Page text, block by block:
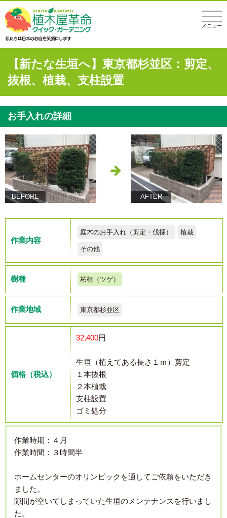
メニュー
【新たな生垣へ】東京都杉並区：剪定、
抜根、植栽、支柱設置
お手入れの詳細
BEFORE AFTER
作業内容
庭木のお手入れ（剪定・伐採） 植栽
その他
樹種 柘植（ツゲ）
作業地域 東京都杉並区
価格（税込）
32,400円
生垣（植えてある長さ１ｍ）剪定
１本抜根
２本植栽
支柱設置
ゴミ処分
作業時期：４月
作業時間：３時間半
ホームセンターのオリンピックを通してご依頼をいただき
ました。
隙間が空いてしまっていた生垣のメンテナンスを行いまし
た。